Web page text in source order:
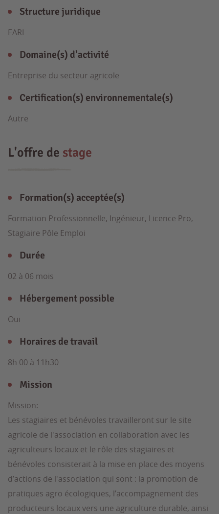
Structure juridique
EARL
Domaine(s) d'activité
Entreprise du secteur agricole
Certification(s) environnementale(s)
Autre
L'offre de stage
Formation(s) acceptée(s)
Formation Professionnelle, Ingénieur, Licence Pro,
Stagiaire Pôle Emploi
Durée
02 à 06 mois
Hébergement possible
Oui
Horaires de travail
8h 00 à 11h30
Mission
Mission:
Les stagiaires et bénévoles travailleront sur le site
agricole de l'association en collaboration avec les
agriculteurs locaux et le rôle des stagiaires et
bénévoles consisterait à la mise en place des moyens
d’actions de l'association qui sont : la promotion de
pratiques agro écologiques, l’accompagnement des
producteurs locaux vers une agriculture durable, ainsi